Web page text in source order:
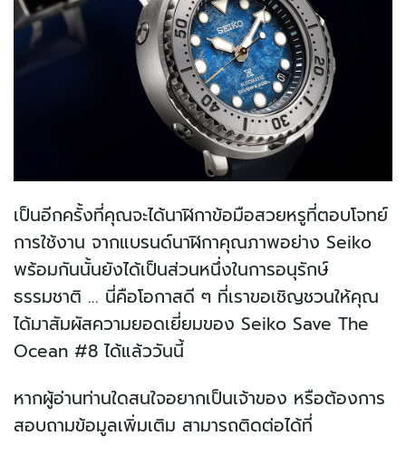
เป็นอีกครั้งที่คุณจะได้นาฬิกาข้อมือสวยหรูที่ตอบโจทย์
การใช้งาน จากแบรนด์นาฬิกาคุณภาพอย่าง Seiko
พร้อมกันนั้นยังได้เป็นส่วนหนึ่งในการอนุรักษ์
ธรรมชาติ ... นี่คือโอกาสดี ๆ ที่เราขอเชิญชวนให้คุณ
ได้มาสัมผัสความยอดเยี่ยมของ Seiko Save The
Ocean #8 ได้แล้ววันนี้
หากผู้อ่านท่านใดสนใจอยากเป็นเจ้าของ หรือต้องการ
สอบถามข้อมูลเพิ่มเติม สามารถติดต่อได้ที่